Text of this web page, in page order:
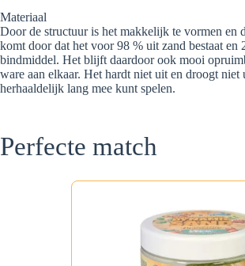
Materiaal
Door de structuur is het makkelijk te vormen en
komt door dat het voor 98 % uit zand bestaat en
bindmiddel. Het blijft daardoor ook mooi
ware aan elkaar. Het hardt niet uit en droogt niet
herhaaldelijk lang mee kunt spelen.
Perfecte match